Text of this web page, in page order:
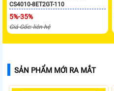
CS4010-8ET2GT-110
5%-35%
Giá Gốc: liên hệ
SẢN PHẨM MỚI RA MẮT